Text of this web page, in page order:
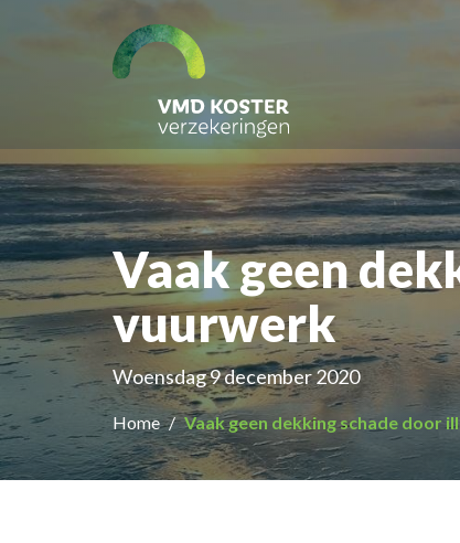
Vaak geen
vuurwerk
Woensdag 9 december 2020
Home Vaak geen dekking schade door